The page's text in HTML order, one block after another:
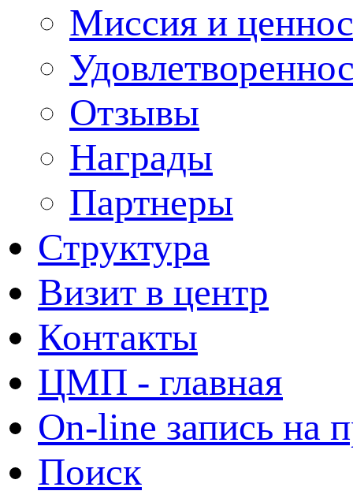
Миссия и
Отзывы
Награды
Партнеры
Структура
Визит в центр
Контакты
ЦМП - главная
On-line запись на
Поиск